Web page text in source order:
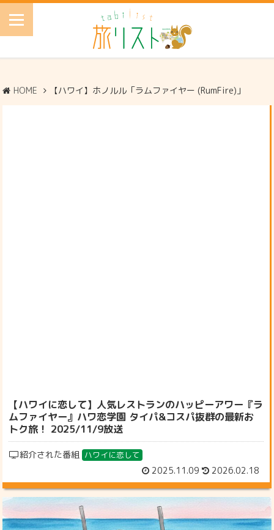
HOME 【ハワイ】ホノルル「ラムファイヤー (RumFire)」
【ハワイに恋して】人気レストランのハッピーアワー『ラ
ムファイヤー』ハワ恋学園 タイパ&コスパ抜群の最新お
トク旅！ 2025/11/9放送
紹介された番組 ハワイに恋して
2025.11.09 2026.02.18